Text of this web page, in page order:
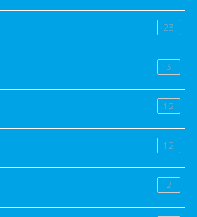
23
3
12
12
2